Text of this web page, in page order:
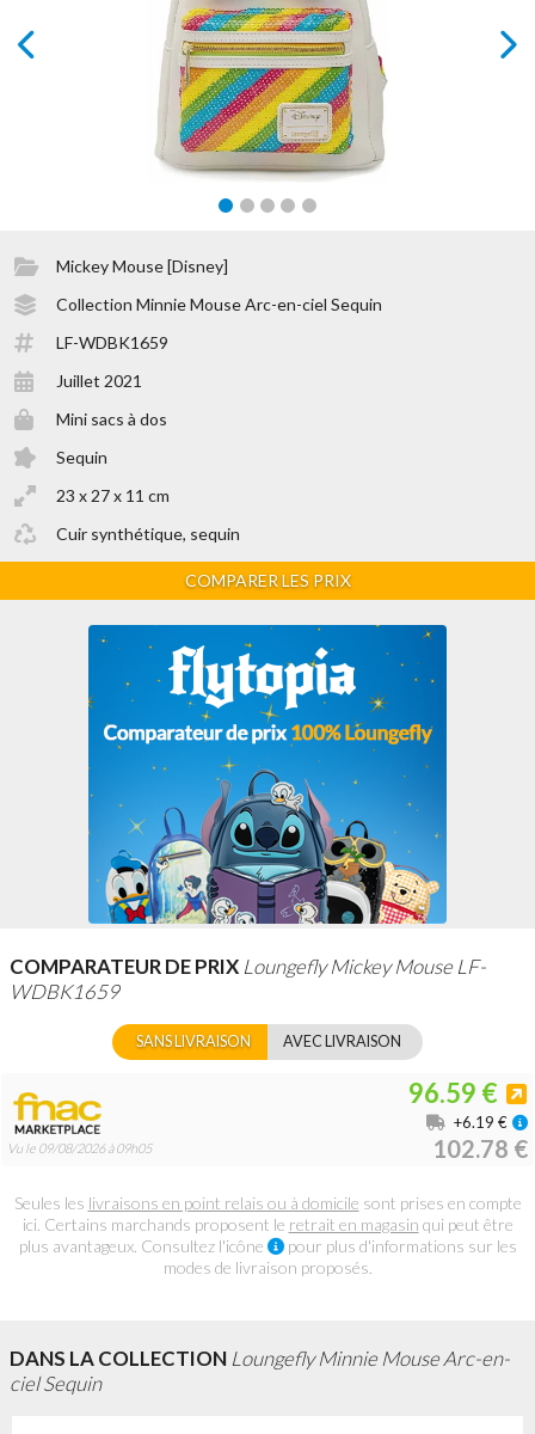
Mickey Mouse [Disney]
Collection Minnie Mouse Arc-en-ciel Sequin
LF-WDBK1659
Juillet 2021
Mini sacs à dos
Sequin
23 x 27 x 11 cm
Cuir synthétique, sequin
COMPARER LES PRIX
COMPARATEUR DE PRIX Loungefly Mickey Mouse LF-
WDBK1659
SANS LIVRAISON AVEC LIVRAISON
Vu le 09/08/2026 à 09h05
96.59 €
102.78 €
+6.19 €
Seules les livraisons en point relais ou à domicile sont prises en compte
ici. Certains marchands proposent le retrait en magasin qui peut être
plus avantageux. Consultez l'icône
pour plus d'informations sur les
modes de livraison proposés.
DANS LA COLLECTION Loungefly Minnie Mouse Arc-en-
ciel Sequin